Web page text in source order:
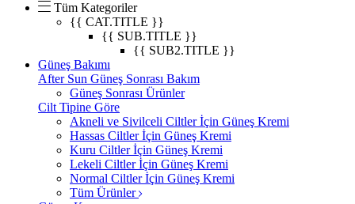
Tüm Kategoriler
{{ CAT.TITLE }}
{{ SUB.TITLE }}
{{ SUB2.TITLE }}
Güneş Bakımı
After Sun Güneş Sonrası Bakım
Güneş Sonrası Ürünler
Cilt Tipine Göre
Akneli ve Sivilceli Ciltler İçin Güneş Kremi
Hassas Ciltler İçin Güneş Kremi
Kuru Ciltler İçin Güneş Kremi
Lekeli Ciltler İçin Güneş Kremi
Normal Ciltler İçin Güneş Kremi
Tüm Ürünler